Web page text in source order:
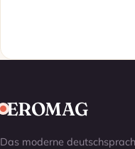
EROMAG
Das moderne